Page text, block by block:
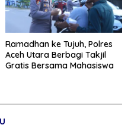
Ramadhan ke Tujuh, Polres
Aceh Utara Berbagi Takjil
Gratis Bersama Mahasiswa